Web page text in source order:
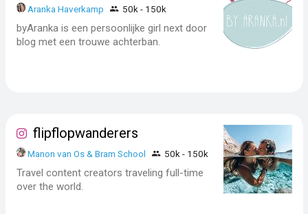
Aranka Haverkamp 50k - 150k
byAranka is een persoonlijke girl next door
blog met een trouwe achterban.
flipflopwanderers
Manon van Os & Bram School 50k - 150k
Travel content creators traveling full-time
over the world.